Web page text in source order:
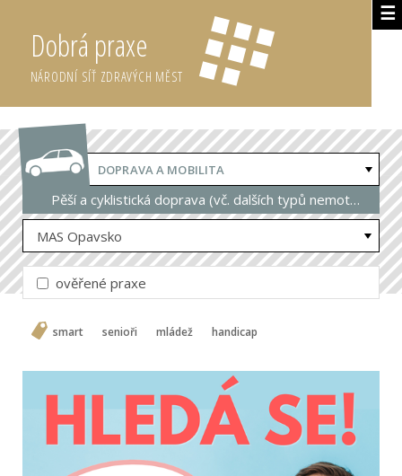
☰
Dobrá praxe
NÁRODNÍ SÍŤ ZDRAVÝCH MĚST
DOPRAVA A MOBILITA
Pěší a cyklistická doprava (vč. dalších typů nemotorové dopravy)
MAS Opavsko
ověřené praxe
smart senioři mládež handicap